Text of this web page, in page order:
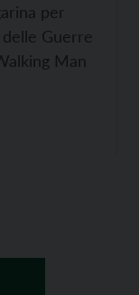
per
Guerre
Man